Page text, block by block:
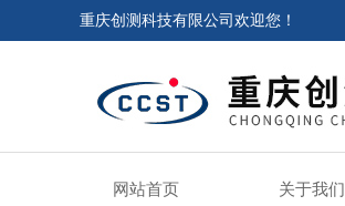
重庆创测科技有限公司欢迎您！
网站首页 关于我们